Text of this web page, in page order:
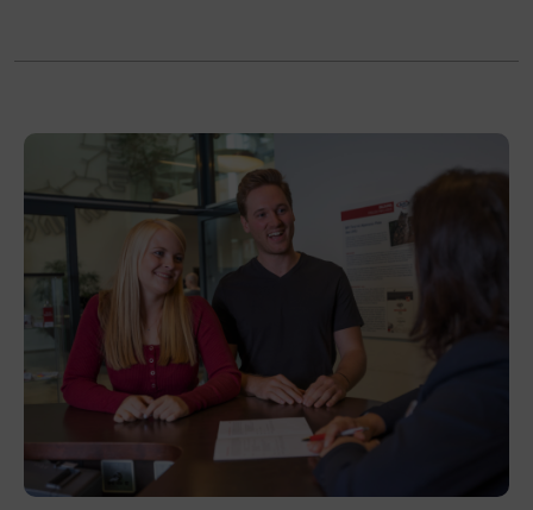
Veranstaltungsort
BFI Tirol Bildungszentrum
Ing.-Etzel-Straße 7
6020 Innsbruck
Förderhinweis
Das Land Tirol fördert bis zu maximal 30 %
der Kurskosten. Nähere Informationen finden
Sie unterwww.mein-update.at